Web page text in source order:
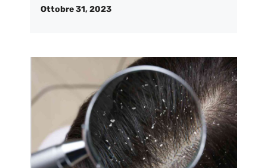
Ottobre 31, 2023